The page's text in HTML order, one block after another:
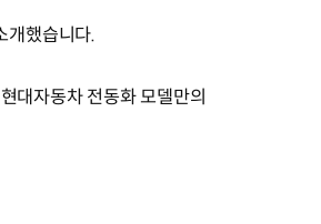
개했습니다.
대자동차 전동화 모델만의